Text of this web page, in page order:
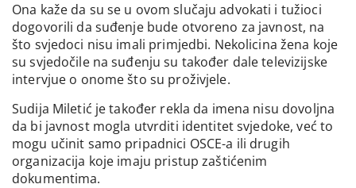
Ona kaže da su se u ovom slučaju advokati i tužioci
dogovorili da suđenje bude otvoreno za javnost, na
što svjedoci nisu imali primjedbi. Nekolicina žena koje
su svjedočile na suđenju su također dale televizijske
intervjue o onome što su proživjele.
Sudija Miletić je također rekla da imena nisu dovoljna
da bi javnost mogla utvrditi identitet svjedoke, već to
mogu učinit samo pripadnici OSCE-a ili drugih
organizacija koje imaju pristup zaštićenim
dokumentima.